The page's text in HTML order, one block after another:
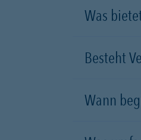
Was
Besteht
Wann